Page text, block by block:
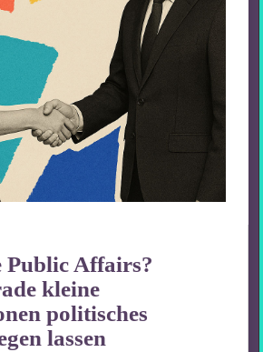
Public Affairs?
kleine
politisches
lassen